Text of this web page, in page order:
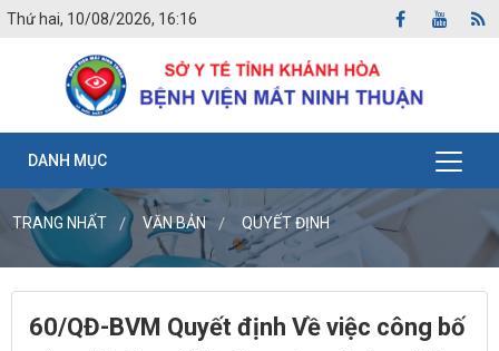
Thứ hai, 10/08/2026, 16:16
DANH MỤC
TRANG NHẤT VĂN BẢN QUYẾT ĐỊNH
60/QĐ-BVM Quyết định Về việc công bố